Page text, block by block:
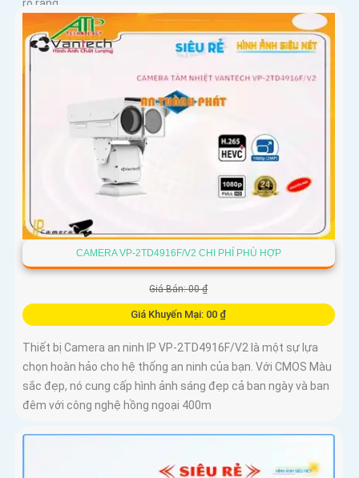
rõ ràng
CAMERA VP-2TD4916F/V2 CHI PHÍ PHÙ HỢP
Giá Bán: 00 ₫
Giá Khuyến Mại: 00 ₫
Thiết bị Camera an ninh IP VP-2TD4916F/V2 là một sự lựa
chọn hoàn hảo cho hệ thống an ninh của bạn. Với CMOS Màu
sắc đẹp, nó cung cấp hình ảnh sáng đẹp cả ban ngày và ban
đêm với công nghệ hồng ngoại 400m